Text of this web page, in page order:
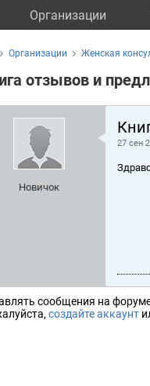
Организации
Организации Женская
отзывов и
Новичок
27 сен
сообщения на
создайте аккаунт